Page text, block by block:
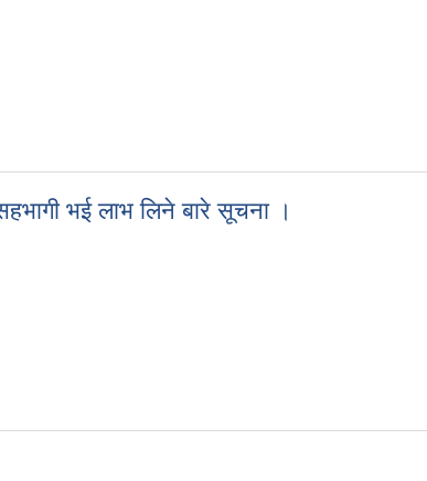
भई लाभ लिने बारे सूचना ।